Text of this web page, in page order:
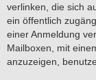
verlinken, die sich
ein öffentlich
einer Anmeldung
Mailboxen, mit
anzuzeigen,